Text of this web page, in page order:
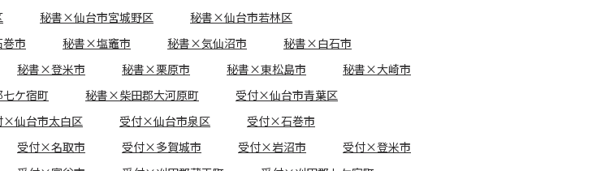
秘書×仙台市宮城野区
秘書×仙台市若林区
市 秘書×塩竈市 秘書×気仙沼市
秘書×白石市
秘書×登米市 秘書×栗原市 秘書×東松島市
秘書×大崎市
ケ宿町 秘書×柴田郡大河原町
受付×仙台市青葉区
×仙台市太白区 受付×仙台市泉区
受付×石巻市
受付×名取市 受付×多賀城市 受付×岩沼市
受付×登米市